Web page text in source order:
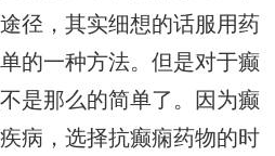
径，其实细想的话服用药
的一种方法。但是对于癫
是那么的简单了。因为癫
病，选择抗癫痫药物的时